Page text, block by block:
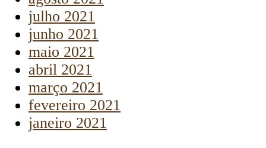
julho 2021
junho 2021
maio 2021
abril 2021
março 2021
fevereiro 2021
janeiro 2021